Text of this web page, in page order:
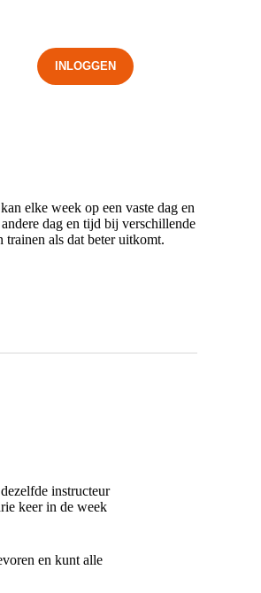
INLOGGEN
elke week op een vaste dag en
dag en tijd bij verschillende
als dat beter uitkomt.
instructeur
keer in de week
en kunt alle